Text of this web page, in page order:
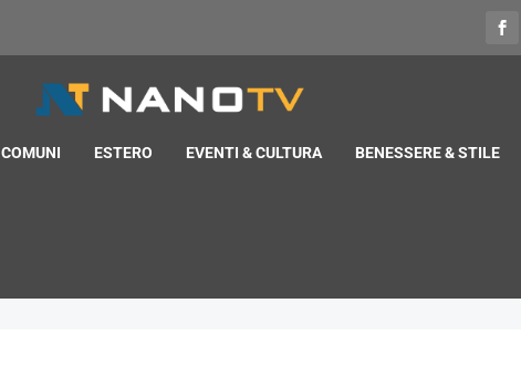
COMUNI ESTERO EVENTI & CULTURA BENESSERE & STILE